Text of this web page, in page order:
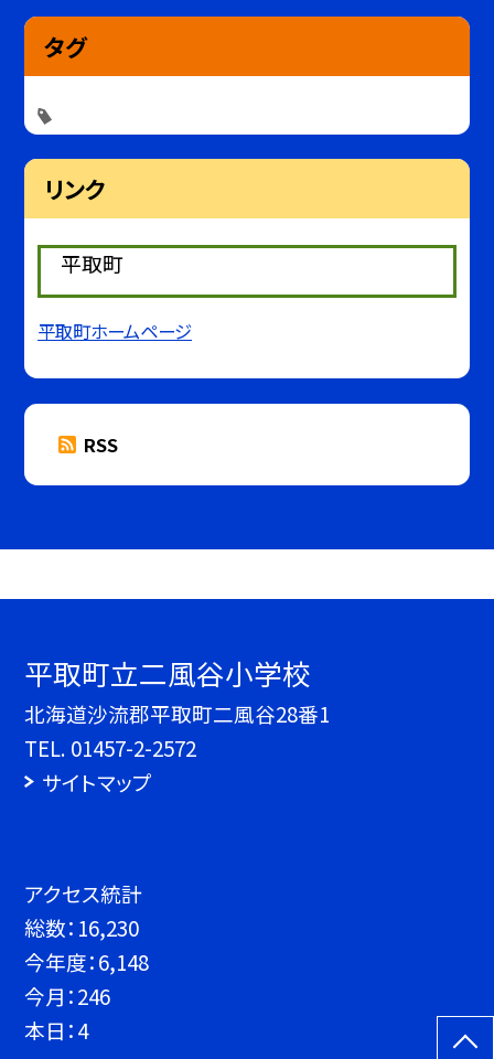
タグ
リンク
平取町
平取町ホームページ
RSS
平取町立二風谷小学校
北海道沙流郡平取町二風谷28番1
TEL. 01457-2-2572
サイトマップ
アクセス統計
総数： 16,230
今年度：6,148
今月：246
本日：4